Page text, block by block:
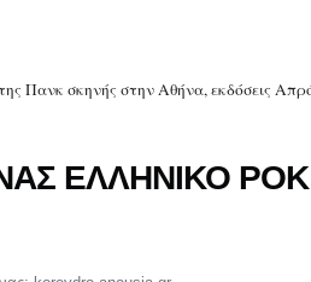
Πανκ σκηνής στην Αθήνα, εκδόσεις
ΕΛΛΗΝΙΚΟ ΡΟΚ